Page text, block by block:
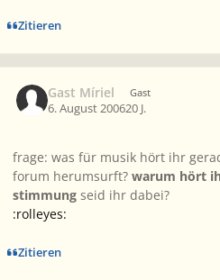
Zitieren
Gast Míriel Gast
6. August 200620 J.
frage: was für musik hört ihr
forum herumsurft? warum hört
stimmung seid ihr dabei?
:rolleyes:
Zitieren